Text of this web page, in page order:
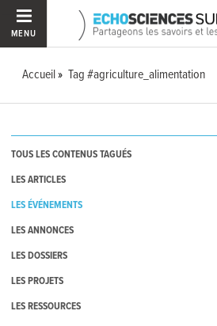
MENU
Accueil Tag #agriculture_alimentation
TOUS LES CONTENUS TAGUÉS
LES ARTICLES
LES ÉVÉNEMENTS
LES ANNONCES
LES DOSSIERS
LES PROJETS
LES RESSOURCES